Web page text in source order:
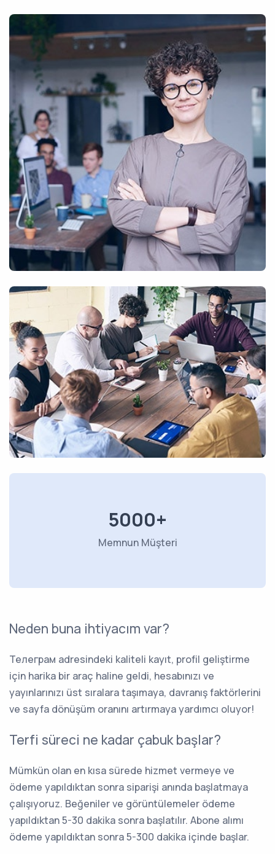
5000+
Memnun Müşteri
Neden buna ihtiyacım var?
Телеграм adresindeki kaliteli kayıt, profil geliştirme
için harika bir araç haline geldi, hesabınızı ve
yayınlarınızı üst sıralara taşımaya, davranış faktörlerini
ve sayfa dönüşüm oranını artırmaya yardımcı oluyor!
Terfi süreci ne kadar çabuk başlar?
Mümkün olan en kısa sürede hizmet vermeye ve
ödeme yapıldıktan sonra siparişi anında başlatmaya
çalışıyoruz. Beğeniler ve görüntülemeler ödeme
yapıldıktan 5-30 dakika sonra başlatılır. Abone alımı
ödeme yapıldıktan sonra 5-300 dakika içinde başlar.